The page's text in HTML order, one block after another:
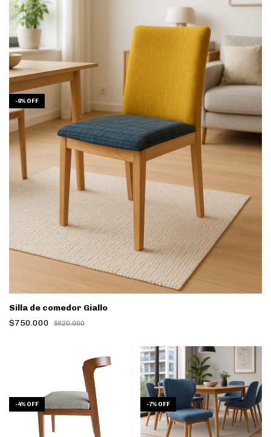
-9% OFF
Silla de comedor Giallo
$750.000
$820.000
-4% OFF -7% OFF